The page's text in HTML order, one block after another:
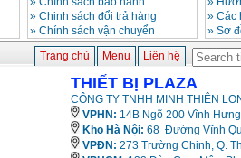
» Chinh sách đổi trả hàng
» Chính sách vận chuyển
» Các
» Sơ
Trang chủ Menu Liên hệ
THIẾT BỊ PLAZA
CÔNG TY TNHH MINH THIÊN
VPHN: 14B Ngõ 200 Vĩnh
Kho Hà Nội: 68 Đường Vĩnh
VPĐN: 273 Trường Chinh, Q.